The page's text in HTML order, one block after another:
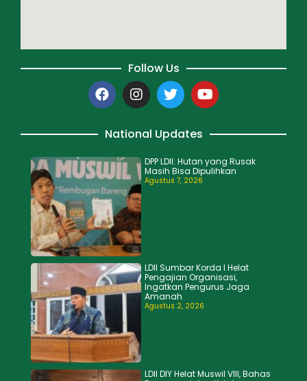
Follow Us
National Updates
DPP LDII: Hutan yang Rusak
Masih Bisa Dipulihkan
Agustus 7, 2026
LDII Sumbar Korda I Helat
Pengajian Organisasi,
Ingatkan Pengurus Jaga
Amanah
Agustus 2, 2026
LDII DIY Helat Muswil VIII, Bahas